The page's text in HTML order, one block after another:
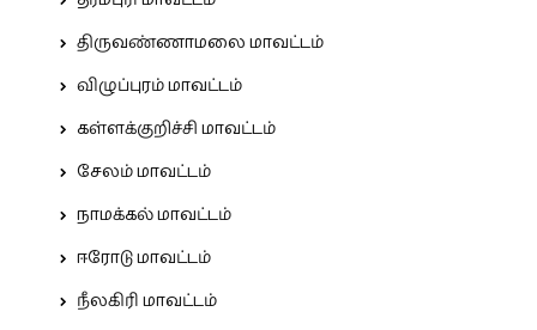
திருவண்ணாமலை மாவட்டம்
விழுப்புரம் மாவட்டம்
கள்ளக்குறிச்சி மாவட்டம்
சேலம் மாவட்டம்
நாமக்கல் மாவட்டம்
ஈரோடு மாவட்டம்
நீலகிரி மாவட்டம்